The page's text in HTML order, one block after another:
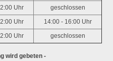
Uhr geschlossen
Uhr 14:00 - 16:00 Uhr
Uhr geschlossen
wird gebeten -